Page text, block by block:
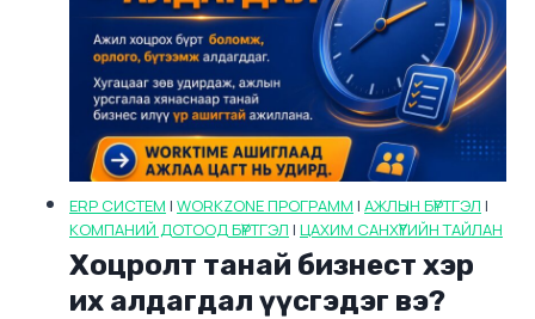
ERP СИСТЕМ | WORKZONE ПРОГРАММ | АЖЛЫН БҮРТГЭЛ |
КОМПАНИЙ ДОТООД БҮРТГЭЛ | ЦАХИМ САНХҮҮГИЙН ТАЙЛАН
Хоцролт танай бизнест хэр
их алдагдал үүсгэдэг вэ?